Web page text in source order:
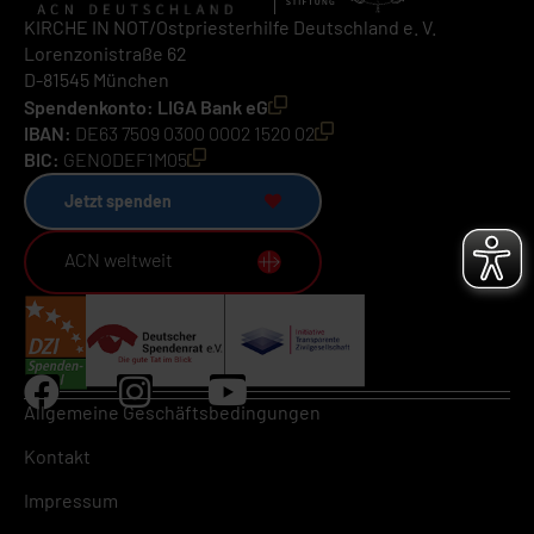
KIRCHE IN NOT/Ostpriesterhilfe Deutschland e. V.
Lorenzonistraße 62
D-81545 München
Spendenkonto: LIGA Bank eG
IBAN: DE63 7509 0300 0002 1520 02
BIC: GENODEF1M05
Jetzt spenden
ACN weltweit
Allgemeine Geschäftsbedingungen
Kontakt
Impressum